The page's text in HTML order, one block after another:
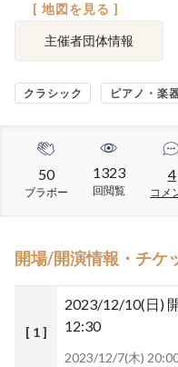
[ 地図を見る ]
主催者団体情報
クラシック ピアノ・楽
50
ブラボー
1323
回閲覧
4
コメ
開場/開演情報・チケ
[ 1 ]
2023/12/10(日)
12:30
2023/12/7(木)